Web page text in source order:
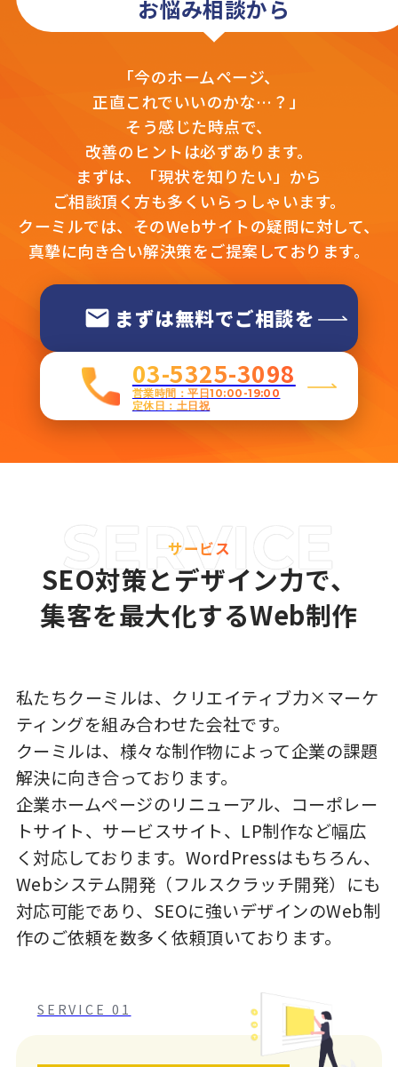
お悩み相談から
「今のホームページ、
正直これでいいのかな…？」
そう感じた時点で、
改善のヒントは必ずあります。
まずは、「現状を知りたい」から
ご相談頂く方も多くいらっしゃいます。
クーミルでは、そのWebサイトの疑問に対して、
真摯に向き合い解決策をご提案しております。
まずは無料でご相談を
03-5325-3098
営業時間：平日10:00-19:00
定休日：土日祝
サービス
SEO対策とデザイン力で、
集客を最大化するWeb制作
私たちクーミルは、クリエイティブ力×マーケ
ティングを組み合わせた会社です。
クーミルは、様々な制作物によって企業の課題
解決に向き合っております。
企業ホームページのリニューアル、コーポレー
トサイト、サービスサイト、LP制作など幅広
く対応しております。WordPressはもちろん、
Webシステム開発（フルスクラッチ開発）にも
対応可能であり、SEOに強いデザインのWeb制
作のご依頼を数多く依頼頂いております。
SERVICE 01